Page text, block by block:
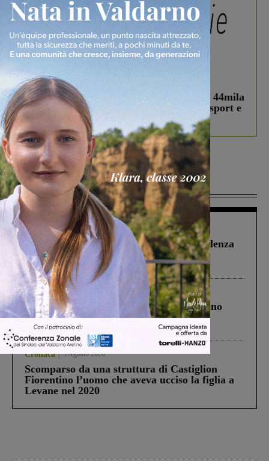
In vetrina 3 Agosto 2026
Estra Notizie agosto: Smart Cities, oltre 44mila
studenti coinvolti, torna il bando per lo sport e
debutta il podcast Estrair
Più lette
Figline Incisa Valdarno 1 Agosto 2026
Piscina di Figline finanziata oltre la scadenza
Pnrr, il gruppo di Fratelli d’Italia: “Un
ringraziamento al Governo”
Cronaca 4 Agosto 2026
Un anno fa la strage in A1 in cui morirono
Gianni, Giulia e Franco. Lo schianto, il
processo, lo stop ai sorpassi fra tir....
Cronaca 3 Agosto 2026
Scomparso da una struttura di Castiglion
Fiorentino l’uomo che aveva ucciso la figlia a
Levane nel 2020